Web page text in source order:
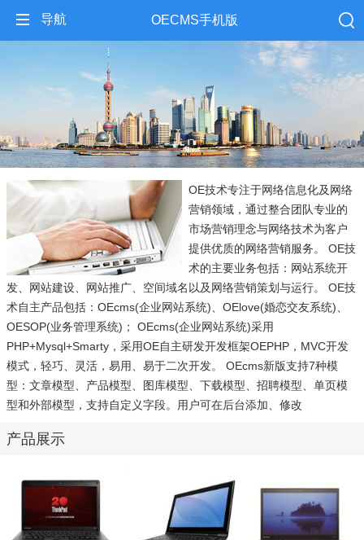
导航 OECMS手机版
OE技术专注于网络信息化及网络
营销领域，通过整合团队专业的
市场营销理念与网络技术为客户
提供优质的网络营销服务。 OE技
术的主要业务包括：网站系统开
发、网站建设、网站推广、空间域名以及网络营销策划与运行。 OE技
术自主产品包括：OEcms(企业网站系统)、OElove(婚恋交友系统)、
OESOP(业务管理系统)； OEcms(企业网站系统)采用
PHP+Mysql+Smarty，采用OE自主研发开发框架OEPHP，MVC开发
模式，轻巧、灵活，易用、易于二次开发。 OEcms新版支持7种模
型：文章模型、产品模型、图库模型、下载模型、招聘模型、单页模
型和外部模型，支持自定义字段。用户可在后台添加、修改
产品展示